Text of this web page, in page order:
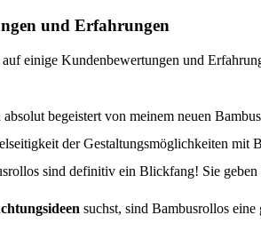
und Erfahrungen
einige Kundenbewertungen und
begeistert von meinem neuen
der Gestaltungsmöglichkeiten mit
sind definitiv ein Blickfang! Sie
suchst, sind Bambusrollos